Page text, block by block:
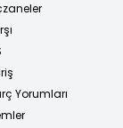
Yorumları